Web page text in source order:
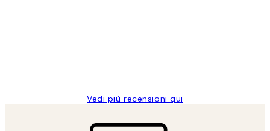
Vedi più recensioni qui